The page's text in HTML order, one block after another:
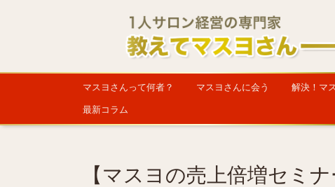
マスヨさんって何者？ マスヨさんに会う 解決！マ
最新コラム
【マスヨの売上倍増セミ